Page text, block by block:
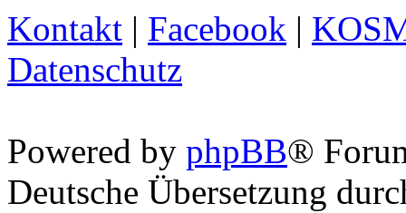
Kontakt | Facebook |
Datenschutz
Powered by phpBB®
Deutsche Übersetzung